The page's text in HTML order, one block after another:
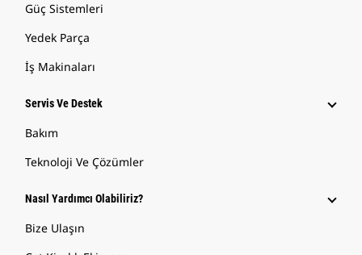
Güç Sistemleri
Yedek Parça
İş Makinaları
Servis Ve Destek
Bakım
Teknoloji Ve Çözümler
Nasıl Yardımcı Olabiliriz?
Bize Ulaşın